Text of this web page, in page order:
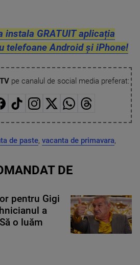
instala GRATUIT aplicația
telefoane Android și iPhone!
pe canalul de social media preferat:
de paste, vacanta de primavara,
DE
pentru Gigi
a
o luăm